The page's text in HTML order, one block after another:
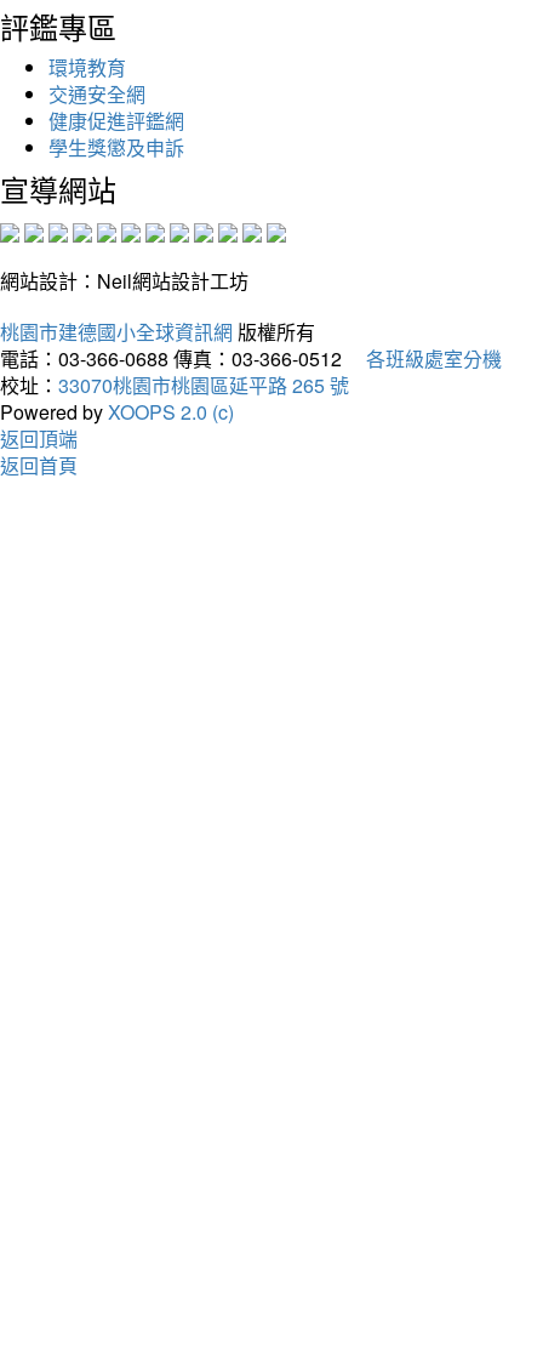
評鑑專區
環境教育
交通安全網
健康促進評鑑網
學生獎懲及申訴
宣導網站
網站設計：Neil網站設計工坊
桃園市建德國小全球資訊網 版權所有
電話：03-366-0688 傳真：03-366-0512
各班級處室分機
校址： 33070桃園市桃園區延平路 265 號
Powered byXOOPS 2.0 (c)
返回頂端
返回首頁